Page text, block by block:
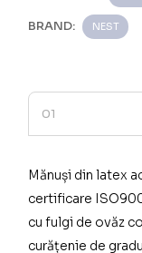
BRAND: NEST
Mănuși din latex
certificare
cu fulgi de ovăz
curățenie de